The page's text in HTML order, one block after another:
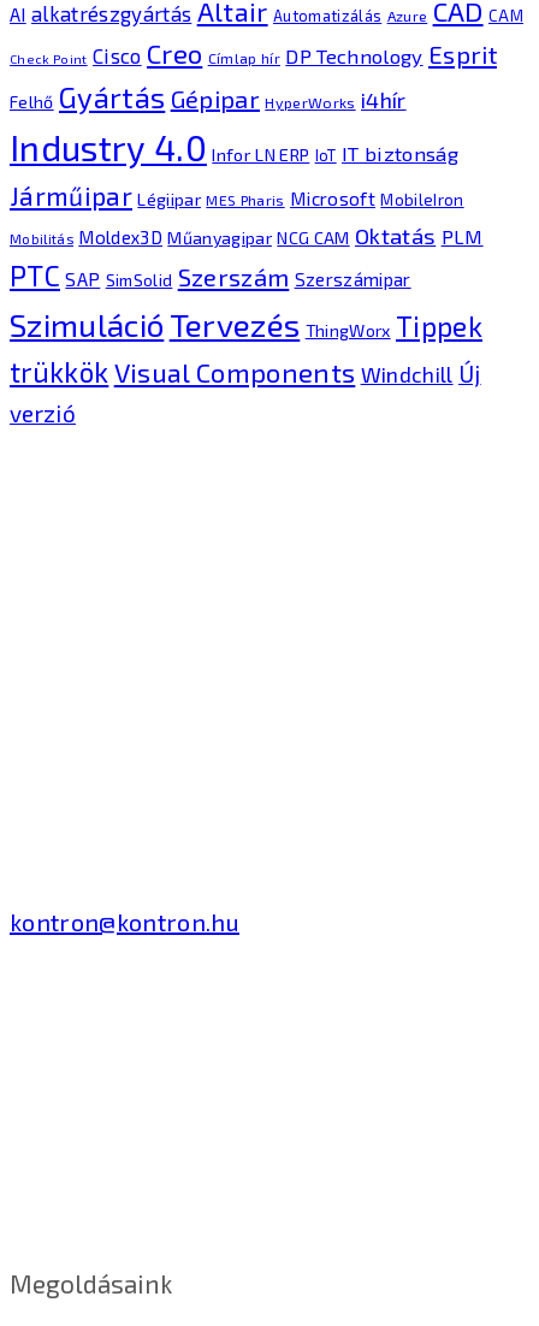
AI alkatrészgyártás Altair Automatizálás Azure CAD CAM
Check Point Cisco Creo Címlap hír DP Technology Esprit
Felhő Gyártás Gépipar HyperWorks i4hír
Industry 4.0 Infor LN ERP IoT IT biztonság
Járműipar Légiipar MES Pharis Microsoft MobileIron
Mobilitás Moldex3D Műanyagipar NCG CAM Oktatás PLM
PTC SAP SimSolid Szerszám Szerszámipar
Szimuláció Tervezés ThingWorx Tippek
trükkök Visual Components Windchill Új
verzió
kontron@kontron.hu
Megoldásaink